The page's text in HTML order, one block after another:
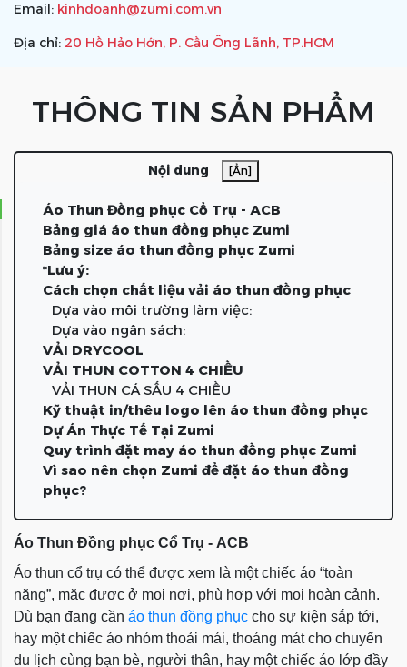
Email: kinhdoanh@zumi.com.vn
Địa chỉ: 20 Hồ Hảo Hớn, P. Cầu Ông Lãnh, TP.HCM
THÔNG TIN SẢN PHẨM
Nội dung [Ẩn]
Áo Thun Đồng phục Cổ Trụ - ACB
Bảng giá áo thun đồng phục Zumi
Bảng size áo thun đồng phục Zumi
*Lưu ý:
Cách chọn chất liệu vải áo thun đồng phục
Dựa vào môi trường làm việc:
Dựa vào ngân sách:
VẢI DRYCOOL
VẢI THUN COTTON 4 CHIỀU
VẢI THUN CÁ SẤU 4 CHIỀU
Kỹ thuật in/thêu logo lên áo thun đồng phục
Dự Án Thực Tế Tại Zumi
Quy trình đặt may áo thun đồng phục Zumi
Vì sao nên chọn Zumi để đặt áo thun đồng
phục?
Áo Thun Đồng phục Cổ Trụ - ACB
Áo thun cổ trụ có thể được xem là một chiếc áo “toàn
năng”, mặc được ở mọi nơi, phù hợp với mọi hoàn cảnh.
Dù bạn đang cần áo thun đồng phục cho sự kiện sắp tới,
hay một chiếc áo nhóm thoải mái, thoáng mát cho chuyến
du lịch cùng bạn bè, người thân, hay một chiếc áo lớp đầy